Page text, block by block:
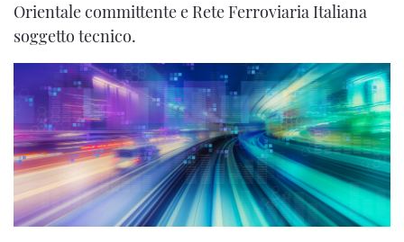
Orientale committente e Rete Ferroviaria Italiana
soggetto tecnico.